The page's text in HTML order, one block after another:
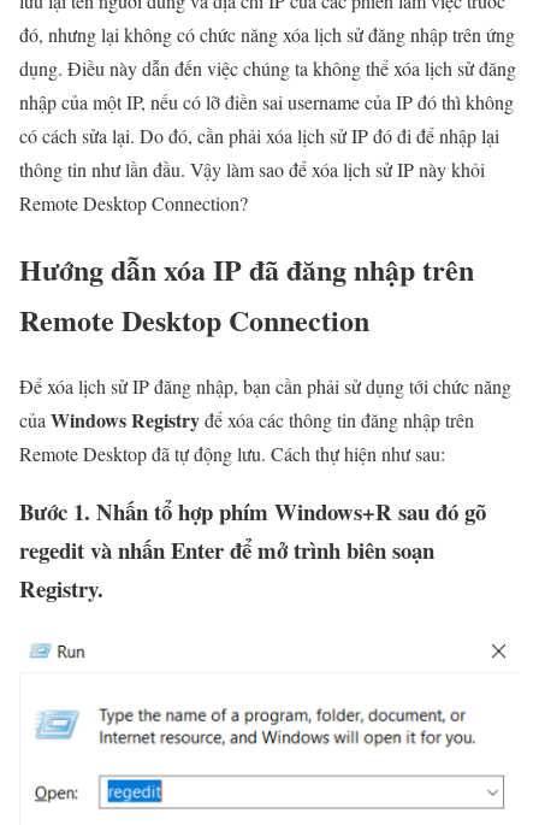
đó, nhưng lại không có chức năng xóa lịch sử đăng nhập trên ứng
dụng. Điều này dẫn đến việc chúng ta không thể xóa lịch sử đăng
nhập của một IP, nếu có lỡ điền sai username của IP đó thì không
có cách sửa lại. Do đó, cần phải xóa lịch sử IP đó đi để nhập lại
thông tin như lần đầu. Vậy làm sao để xóa lịch sử IP này khỏi
Remote Desktop Connection?
Hướng dẫn xóa IP đã đăng nhập trên
Remote Desktop Connection
Để xóa lịch sử IP đăng nhập, bạn cần phải sử dụng tới chức năng
của Windows Registryđể xóa các thông tin đăng nhập trên
Remote Desktop đã tự động lưu. Cách thự hiện như sau:
Bước 1. Nhấn tổ hợp phím Windows+R sau đó gõ
regedit và nhấn Enter để mở trình biên soạn
Registry.